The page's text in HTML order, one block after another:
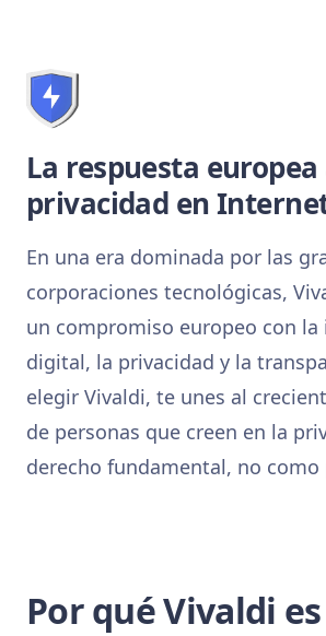
La respuesta europea
privacidad en
En una era dominada por las
corporaciones tecnológicas,
un compromiso europeo con la
digital, la privacidad y la
elegir Vivaldi, te unes al
de personas que creen en la
derecho fundamental, no
Por qué Vivaldi